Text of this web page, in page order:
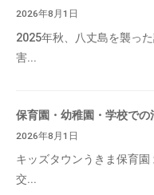
2026年8月1日
2025年秋、八丈島を襲っ
害...
保育園・幼稚園・学校で
2026年8月1日
キッズタウンうきま保育
交...